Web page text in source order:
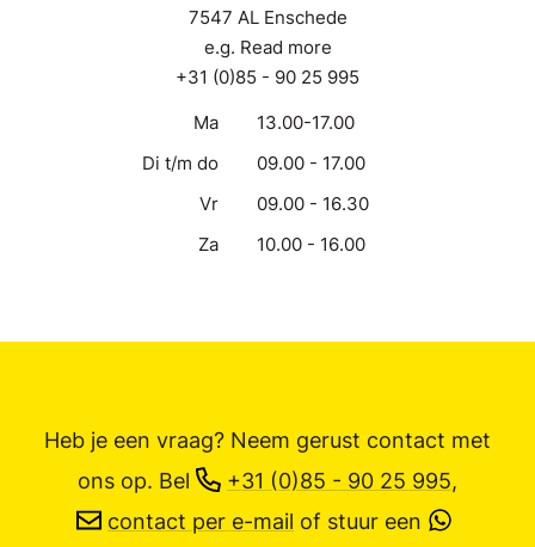
7547 AL Enschede
e.g. Read more
+31 (0)85 - 90 25 995
Ma
13.00-17.00
Di t/m do
09.00 - 17.00
Vr
09.00 - 16.30
Za
10.00 - 16.00
Heb je een vraag? Neem gerust contact met
ons op. Bel +31 (0)85 - 90 25 995,
contact per e-mail of stuur een